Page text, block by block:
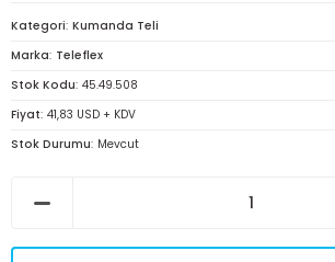
Kategori Kumanda Teli
Marka Teleflex
Stok Kodu 45.49.508
Fiyat 41,83 USD + KDV
Stok Durumu Mevcut